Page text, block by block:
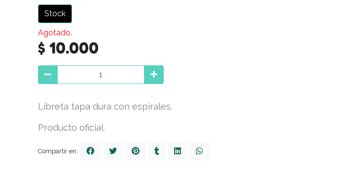
Stock
Agotado.
$ 10.000
Libreta tapa dura con espirales.
Producto oficial.
Compartir en: